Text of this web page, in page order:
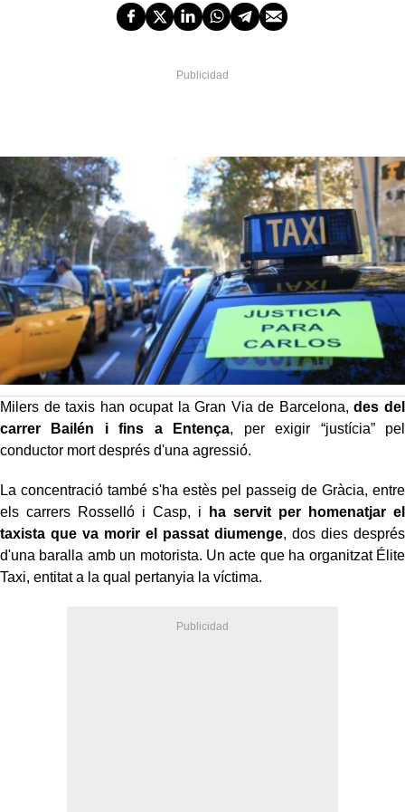
Milers de taxis han ocupat la Gran Via de Barcelona, des del
carrer Bailén i fins a Entença, per exigir “justícia” pel
conductor mort després d'una agressió.
La concentració també s'ha estès pel passeig de Gràcia, entre
els carrers Rosselló i Casp, i
ha servit per homenatjar el
taxista que va morir el passat diumenge, dos dies després
d'una baralla amb un motorista. Un acte que ha organitzat Élite
Taxi, entitat a la qual pertanyia la víctima.